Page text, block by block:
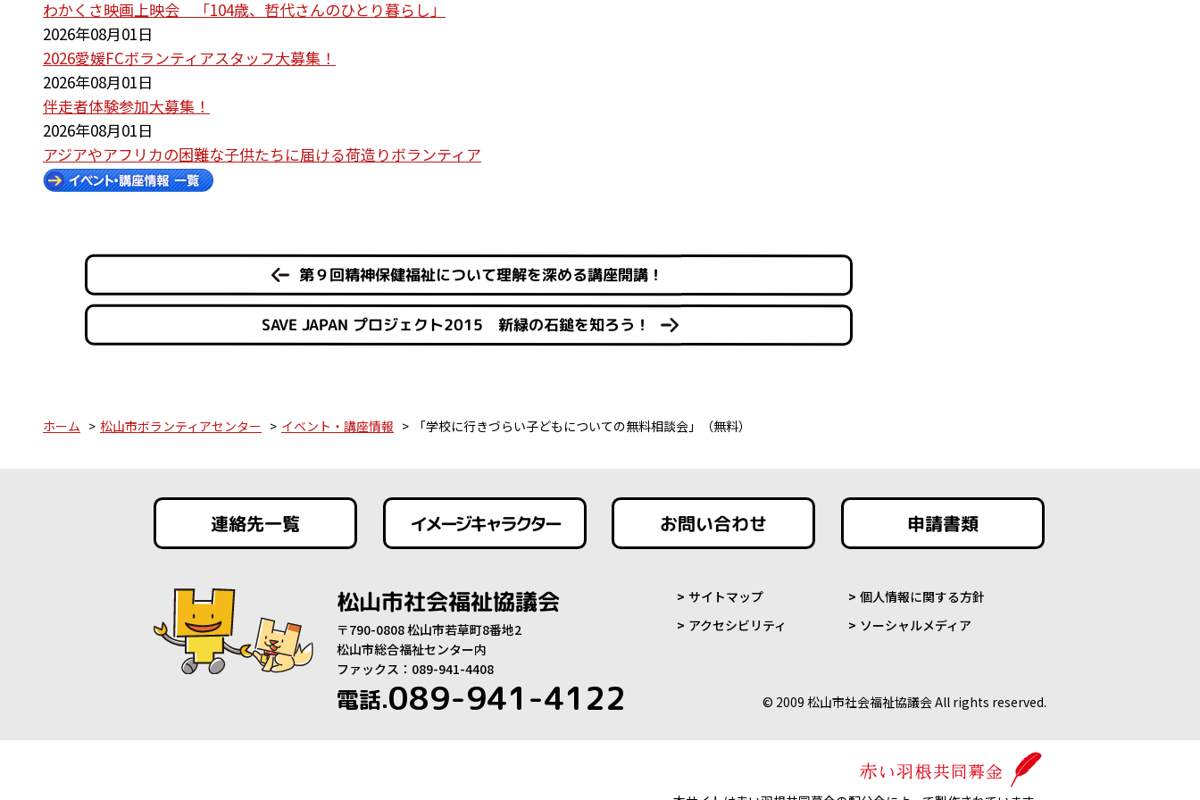
わかくさ映画上映会 「104歳、哲代さんのひとり暮らし」
2026年08月01日
2026愛媛FCボランティアスタッフ大募集！
2026年08月01日
伴走者体験参加大募集！
2026年08月01日
アジアやアフリカの困難な子供たちに届ける荷造りボランティア
第９回精神保健福祉について理解を深める講座開講！
SAVE JAPAN プロジェクト2015 新緑の石鎚を知ろう！
ホーム 松山市ボランティアセンター イベント・講座情報 「学校に行きづらい子どもについての無料相談会」（無料）
連絡先一覧 イメージキャラクター お問い合わせ 申請書類
松山市社会福祉協議会
〒790-0808 松山市若草町8番地2
松山市総合福祉センター内
ファックス：089-941-4408
電話.089-941-4122
サイトマップ
個人情報に関する方針
アクセシビリティ
ソーシャルメディア
© 2009 松山市社会福祉協議会 All rights reserved.